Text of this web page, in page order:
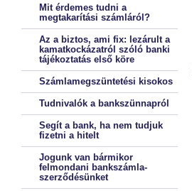
Mit érdemes tudni a
megtakarítási számláról?
Az a biztos, ami fix: lezárult a
kamatkockázatról szóló banki
tájékoztatás első köre
Számlamegszüntetési kisokos
Tudnivalók a bankszünnapról
Segít a bank, ha nem tudjuk
fizetni a hitelt
Jogunk van bármikor
felmondani bankszámla-
szerződésünket